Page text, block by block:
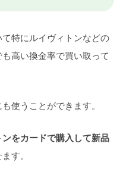
特にルイヴィトンなどの
高い換金率で買い取って
使うことができます。
をカードで購入して新品
す。